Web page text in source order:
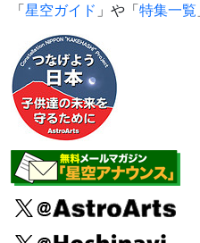
「星空ガイド 」や「特集一覧